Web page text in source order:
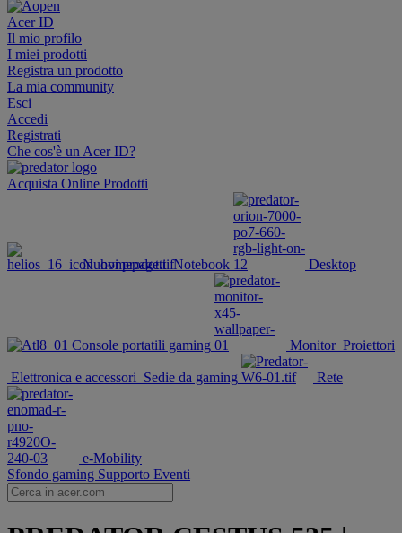
Acer ID
Il mio profilo
I miei prodotti
Registra un prodotto
La mia community
Esci
Accedi
Registrati
Che cos'è un Acer ID?
Acquista Online Prodotti
Nuovi prodotti Notebook Desktop
Console portatili gaming Monitor Proiettori
Elettronica e accessori Sedie da gaming Rete
e-Mobility
Sfondo gaming Supporto Eventi